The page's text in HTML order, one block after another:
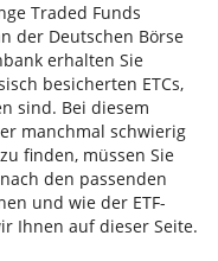
Traded Funds
der Deutschen Börse
erhalten Sie
besicherten ETCs,
sind. Bei diesem
manchmal schwierig
finden, müssen Sie
den passenden
und wie der ETF-
Ihnen auf dieser Seite.